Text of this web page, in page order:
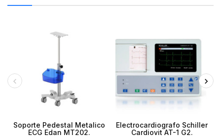
Soporte Pedestal Metalico
ECG Edan MT202.
Electrocardiografo Schiller
Cardiovit AT-1 G2.